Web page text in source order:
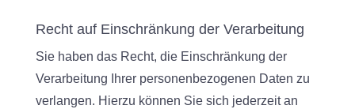
Recht auf Einschränkung der Verarbeitung
Sie haben das Recht, die Einschränkung der
Verarbeitung Ihrer personenbezogenen Daten zu
verlangen. Hierzu können Sie sich jederzeit an